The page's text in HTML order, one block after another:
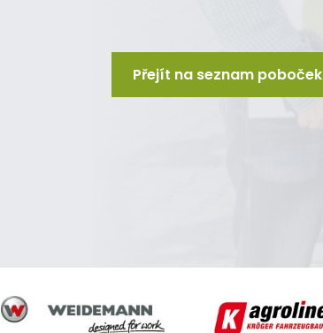
Přejít na seznam poboček
Weidemann Agroliner